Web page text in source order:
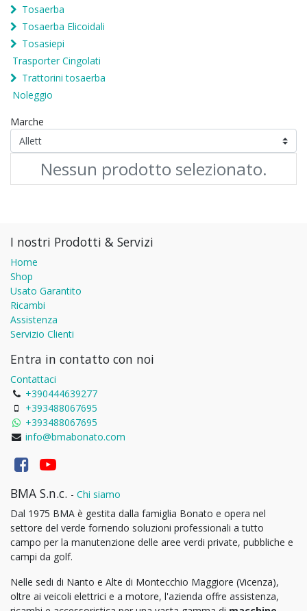
Tosaerba
Tosaerba Elicoidali
Tosasiepi
Trasporter Cingolati
Trattorini tosaerba
Noleggio
Marche
Nessun prodotto selezionato.
I nostri Prodotti & Servizi
Home
Shop
Usato Garantito
Ricambi
Assistenza
Servizio Clienti
Entra in contatto con noi
Contattaci
+390444639277
+393488067695
+393488067695
info@bmabonato.com
BMA S.n.c. - Chi siamo
Dal 1975 BMA è gestita dalla famiglia Bonato e opera nel
settore del verde fornendo soluzioni professionali a tutto
campo per la manutenzione delle aree verdi private, pubbliche e
campi da golf.
Nelle sedi di Nanto e Alte di Montecchio Maggiore (Vicenza),
oltre ai veicoli elettrici e a motore, l'azienda offre assistenza,